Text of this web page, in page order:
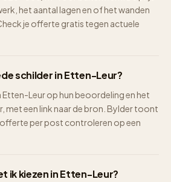
het aantal lagen en of het wanden
je offerte gratis tegen actuele
schilder in Etten-Leur?
Etten-Leur op hun beoordeling en het
met een link naar de bron. Bylder toont
offerte per post controleren op een
ik kiezen in Etten-Leur?